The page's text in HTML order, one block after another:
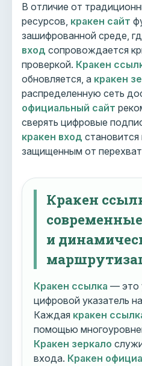
В отличие от
ресурсов, кракен сайт
зашифрованной среде,
вход сопровождается
проверкой. Кракен
обновляется, а кракен
распределенную сеть
официальный сайт
сверять цифровые
кракен вход
защищенным от
Кракен
и
Кракен ссылка — это
цифровой указатель на
Каждая кракен
помощью
Кракен зеркало
входа. Кракен